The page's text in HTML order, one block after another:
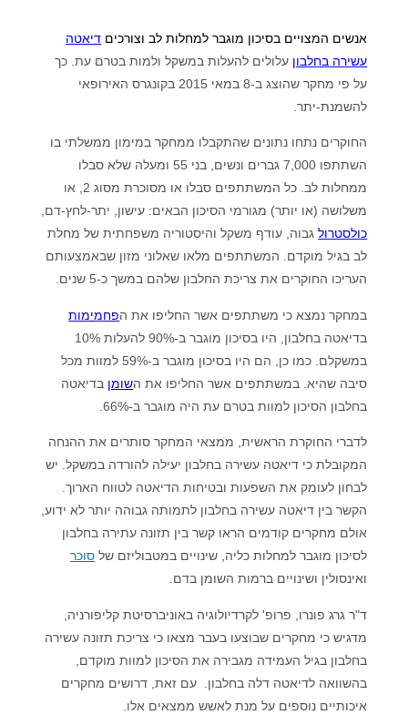
אנשים המצויים בסיכון מוגבר למחלות לב וצורכים דיאטה
עשירה בחלבון עלולים להעלות במשקל ולמות בטרם עת. כך
על פי מחקר שהוצג ב-8 במאי 2015 בקונגרס האירופאי
להשמנת-יתר.
החוקרים נתחו נתונים שהתקבלו ממחקר במימון ממשלתי בו
השתתפו 7,000 גברים ונשים, בני 55 ומעלה שלא סבלו
ממחלות לב. כל המשתתפים סבלו או מסוכרת מסוג 2, או
משלושה (או יותר) מגורמי הסיכון הבאים: עישון, יתר-לחץ-דם,
כולסטרולגבוה, עודף משקל והיסטוריה משפחתית של מחלת
לב בגיל מוקדם. המשתתפים מלאו שאלוני מזון שבאמצעותם
העריכו החוקרים את צריכת החלבון שלהם במשך כ-5 שנים.
במחקר נמצא כי משתתפים אשר החליפו את הפחמימות
בדיאטה בחלבון, היו בסיכון מוגבר ב-90% להעלות 10%
במשקלם. כמו כן, הם היו בסיכון מוגבר ב-59% למוות מכל
סיבה שהיא. במשתתפים אשר החליפו את השומן בדיאטה
בחלבון הסיכון למוות בטרם עת היה מוגבר ב-66%.
לדברי החוקרת הראשית, ממצאי המחקר סותרים את ההנחה
המקובלת כי דיאטה עשירה בחלבון יעילה להורדה במשקל. יש
לבחון לעומק את השפעות ובטיחות הדיאטה לטווח הארוך.
הקשר בין דיאטה עשירה בחלבון לתמותה גבוהה יותר לא ידוע,
אולם מחקרים קודמים הראו קשר בין תזונה עתירה בחלבון
לסיכון מוגבר למחלות כליה, שינויים במטבוליזם של סוכר
ואינסולין ושינויים ברמות השומן בדם.
ד"ר גרג פונרו, פרופ' לקרדיולוגיה באוניברסיטת קליפורניה,
מדגיש כי מחקרים שבוצעו בעבר מצאו כי צריכת תזונה עשירה
בחלבון בגיל העמידה מגבירה את הסיכון למוות מוקדם,
בהשוואה לדיאטה דלה בחלבון. עם זאת, דרושים מחקרים
איכותיים נוספים על מנת לאשש ממצאים אלו.